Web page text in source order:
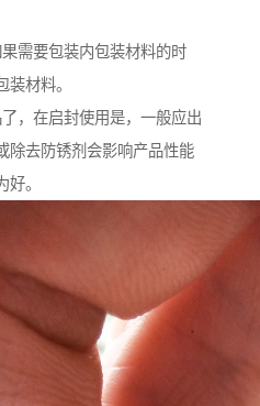
需要包装内包装材料的时
材料。
，在启封使用是，一般应出
除去防锈剂会影响产品性能
。